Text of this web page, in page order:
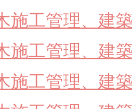
施工管理、建
施工管理、建
施工管理、建